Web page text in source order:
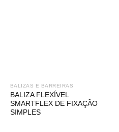
BALIZAS E BARREIRAS
BALIZA FLEXÍVEL
SMARTFLEX DE FIXAÇÃO
SIMPLES